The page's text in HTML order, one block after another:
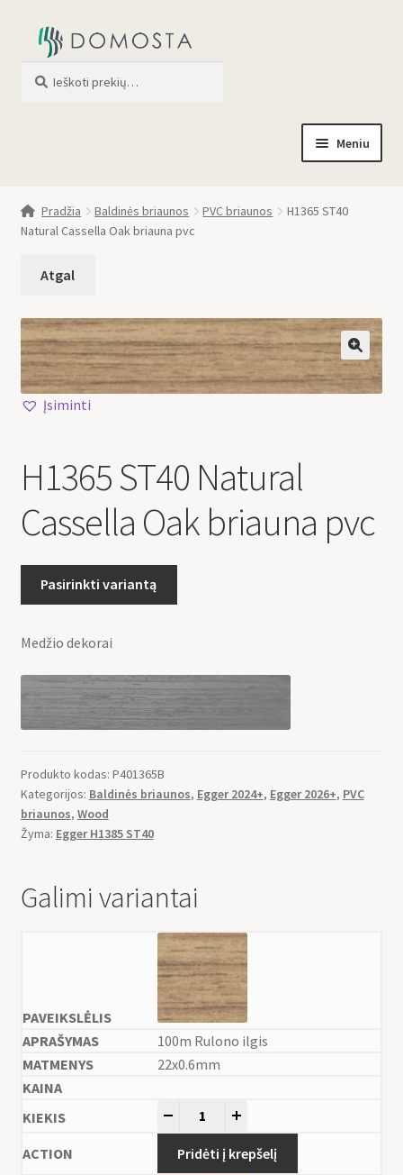
Meniu
Parduotuvė
Apie mus
Profilis
Pradžia Baldinės briaunos PVC briaunos
H1365 ST40
Natural Cassella Oak briauna pvc
🔍
Įsiminti
H1365 ST40 Natural
Cassella Oak briauna pvc
Pasirinkti variantą
Medžio dekorai
Produkto kodas: P401365B
Kategorijos: Baldinės briaunos, Egger 2024+, Egger 2026+, PVC
briaunos, Wood
Žyma: Egger H1385 ST40
Galimi variantai
100m Rulono ilgis
22x0.6mm
Pridėti į krepšelį